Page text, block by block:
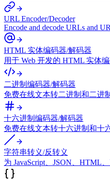
URL Encoder/Decoder
Encode and decode URLs and
HTML 实体编码器/解码器
用于 Web 开发的 HTML 实体
二进制编码器/解码器
免费在线文本转二进制和二进
十六进制编码器/解码器
免费在线文本转十六进制和十
字符串转义/反转义
为 JavaScript、JSON、HTML